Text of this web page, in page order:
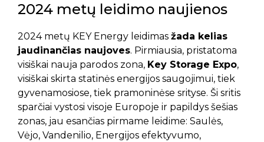
2024 metų leidimo naujienos
2024 metų KEY Energy leidimas žada kelias
jaudinančias naujoves. Pirmiausia, pristatoma
visiškai nauja parodos zona, Key Storage Expo,
visiškai skirta statinės energijos saugojimui, tiek
gyvenamosiose, tiek pramoninėse srityse. Ši sritis
sparčiai vystosi visoje Europoje ir papildys šešias
zonas, jau esančias pirmame leidime: Saulės,
Vėjo, Vandenilio, Energijos efektyvumo,